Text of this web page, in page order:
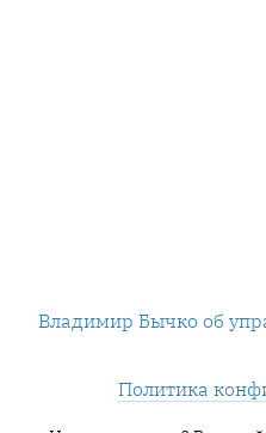
Владимир Бычко об
Политика